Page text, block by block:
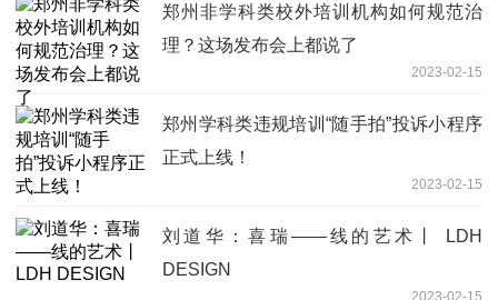
郑州非学科类校外培训机构如何规范治
理？这场发布会上都说了
2023-02-15
郑州学科类违规培训“随手拍”投诉小程序
正式上线！
2023-02-15
刘道华：喜瑞——线的艺术丨 LDH
DESIGN
2023-02-15